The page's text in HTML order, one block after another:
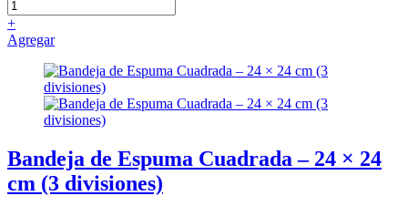
+
Agregar
Bandeja de Espuma Cuadrada – 24 × 24
cm (3 divisiones)